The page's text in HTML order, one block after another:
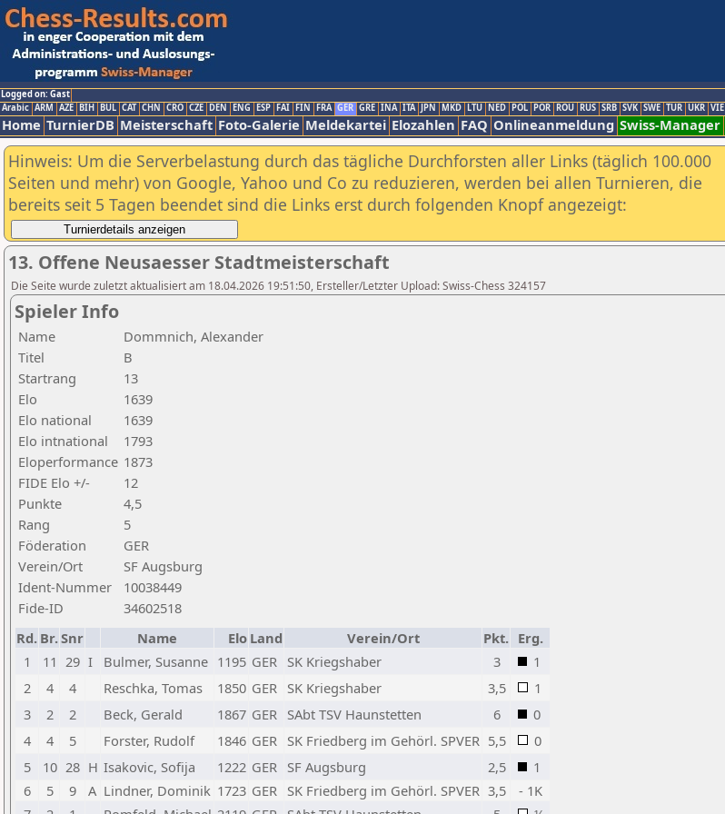
Logged on: Gast
Arabic ARM AZE BIH BUL CAT CHN CRO CZE DEN ENG ESP FAI FIN FRA GER GRE INA ITA JPN MKD LTU NED POL POR ROU RUS SRB SVK SWE TUR UKR VIE
Home TurnierDB Meisterschaft Foto-Galerie Meldekartei Elozahlen FAQ Onlineanmeldung Swiss-Manager
Hinweis: Um die Serverbelastung durch das tägliche Durchforsten aller Links (täglich 100.000
Seiten und mehr) von Google, Yahoo und Co zu reduzieren, werden bei allen Turnieren, die
bereits seit 5 Tagen beendet sind die Links erst durch folgenden Knopf angezeigt:
13. Offene Neusaesser Stadtmeisterschaft
Die Seite wurde zuletzt aktualisiert am 18.04.2026 19:51:50, Ersteller/Letzter Upload: Swiss-Chess 324157
Spieler Info
Name
Dommnich, Alexander
Titel
B
Startrang
13
Elo
1639
Elo national
1639
Elo intnational
1793
Eloperformance 1873
FIDE Elo +/-
12
Punkte
4,5
Rang
5
Föderation
GER
Verein/Ort
SF Augsburg
Ident-Nummer
10038449
Fide-ID
34602518
Rd. Br.Snr Name Elo Land Verein/Ort Pkt. Erg.
1
11 29 I Bulmer, Susanne 1195 GER SK Kriegshaber 3
1
2
4 4 Reschka, Tomas 1850 GER SK Kriegshaber 3,5
1
3
2 2 Beck, Gerald 1867 GER SAbt TSV Haunstetten 6
0
4
4 5 Forster, Rudolf 1846 GER SK Friedberg im Gehörl. SPVER 5,5
0
5
10 28 H Isakovic, Sofija 1222 GER SF Augsburg 2,5
1
6
5 9 A Lindner, Dominik 1723 GER SK Friedberg im Gehörl. SPVER 3,5
- 1K